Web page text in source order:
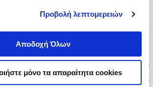
Προβολή λεπτομερειών
Αποδοχή Όλων
μόνο τα απαραίτητα cookies
1-3, Αθήνα 106 79
- Παρασκευή 09:00-21:00